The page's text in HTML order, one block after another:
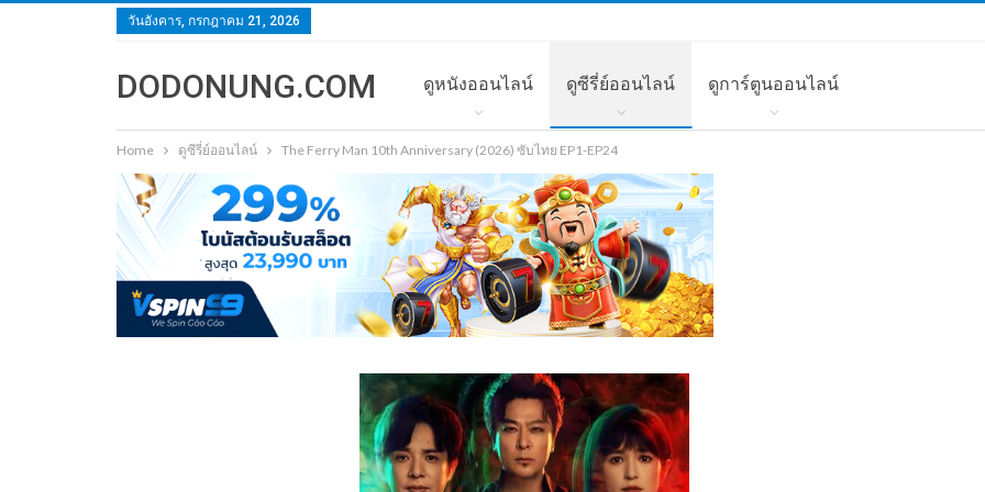
วันอังคาร, กรกฎาคม 21, 2026
DODONUNG.COM ดูหนังออนไลน์ ดูซีรี่ย์ออนไลน์ ดูการ์ตูนออนไลน์
Home ดูซีรี่ย์ออนไลน์ The Ferry Man 10th Anniversary (2026) ซับไทย EP1-EP24